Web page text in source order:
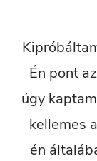
Én pont
úgy
kellemes
én